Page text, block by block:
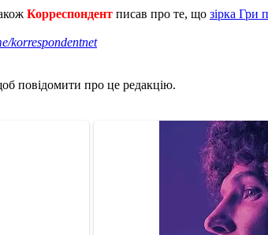
Корреспондент писав про те, що зірка Гри
korrespondentnet
повідомити про це редакцію.